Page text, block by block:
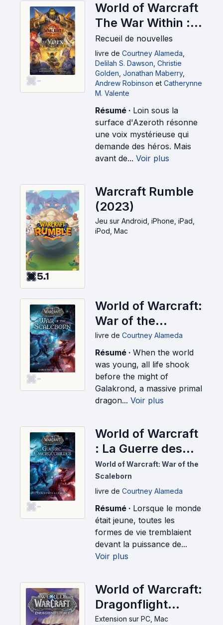
-
World of Warcraft
The War Within :
Les Voix
intérieures (2024)
Recueil de nouvelles
livre de Courtney Alameda
Delilah S. Dawson Christie
Golden Jonathan Maberry,
Andrew Robinson et Catherynne
M. Valente
Résumé · Loin sous la
surface d'Azeroth résonne
une voix mystérieuse qui
demande des héros. Mais
avant de... Voir plus
5.1
Warcraft Rumble
(2023)
Jeu sur Android, iPhone, iPad,
iPod, Mac
-
World of Warcraft:
War of the
Scaleborn (2023)
livre de Courtney Alameda
Résumé · When the world
was young, all life shook
before the might of
Galakrond, a massive primal
dragon... Voir plus
-
World of Warcraft
: La Guerre des
Émergécailles
(2023)
World of Warcraft: War of the
Scaleborn
livre de Courtney Alameda
Résumé · Lorsque le monde
était jeune, toutes les
formes de vie tremblaient
devant la puissance de...
Voir plus
World of Warcraft:
Dragonflight
(2022)
Extension sur PC, Mac